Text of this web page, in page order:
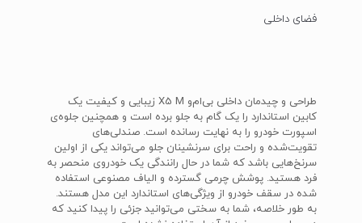
فضای داخلی
طراحی و چیدمان داخلی بی‌ام‌و X5 M زیبایی و کیفیت یک
کابین استاندارد را یک گام به جلو برده است و همچنین جلوه‌ی
اسپورت خودرو را به نهایت رسانده است. صندلی‌های
تقویت‌شده و راحت برای سرنشینان جلو می‌تواند یکی از اولین
سرنخ‌هایی باشد که شما در حال رانندگی یک خودروی منحصر به
فرد هستید. پوشش چرمی گسترده و الیاف مصنوعی استفاده
شده در سقف خودرو از ویژگی‌های استاندارد این مدل هستند.
به طور خلاصه، شما به سختی می‌توانید جزئی را پیدا کنید که